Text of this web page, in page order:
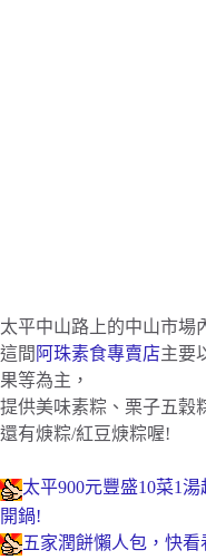
太平中山路上的中山市場
這間 阿珠素食專賣店主要
果等為主，
提供美味素粽、栗子五穀
還有焿粽/紅豆焿粽喔!
太平900元豐盛10菜1
開鍋!
五家潤餅懶人包，快